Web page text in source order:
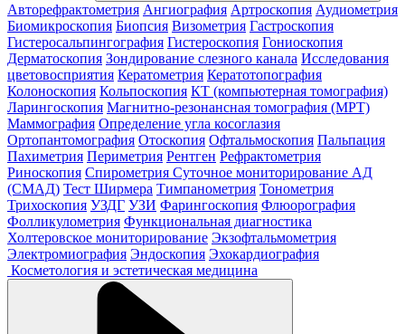
Авторефрактометрия Ангиография Артроскопия Аудиометрия
Биомикроскопия Биопсия Визометрия Гастроскопия
Гистеросальпингография Гистероскопия Гониоскопия
Дерматоскопия Зондирование слезного канала Исследования
цветовосприятия Кератометрия Кератотопография
Колоноскопия Кольпоскопия КТ (компьютерная томография)
Ларингоскопия Магнитно-резонансная томография (МРТ)
Маммография Определение угла косоглазия
Ортопантомография Отоскопия Офтальмоскопия Пальпация
Пахиметрия Периметрия Рентген Рефрактометрия
Риноскопия Спирометрия Суточное мониторирование АД
(СМАД) Тест Ширмера Тимпанометрия Тонометрия
Трихоскопия УЗДГ УЗИ Фарингоскопия Флюорография
Фолликулометрия Функциональная диагностика
Холтеровское мониторирование Экзофтальмометрия
Электромиография Эндоскопия Эхокардиография
Косметология и эстетическая медицина